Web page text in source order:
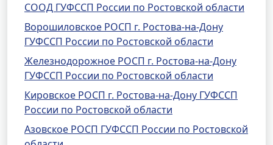
СООД ГУФССП России по Ростовской области
Ворошиловское РОСП г. Ростова-на-Дону
ГУФССП России по Ростовской области
Железнодорожное РОСП г. Ростова-на-Дону
ГУФССП России по Ростовской области
Кировское РОСП г. Ростова-на-Дону ГУФССП
России по Ростовской области
Азовское РОСП ГУФССП России по Ростовской